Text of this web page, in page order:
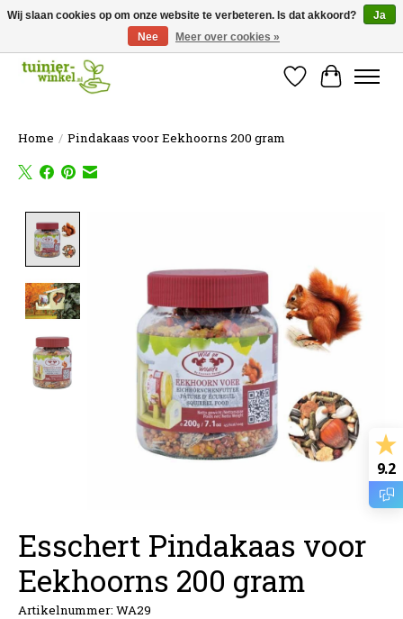
Online tuinartikelen kopen ✓ Online sinds 2007 ✓ Thuiswinkel Waarborg
Verlanglijst
Home / Pindakaas voor Eekhoorns 200 gram
Esschert Pindakaas voor
Eekhoorns 200 gram
Artikelnummer: WA29
9.2
Wij slaan cookies op om onze website te verbeteren. Is dat akkoord?
Ja
Nee
Meer over cookies »